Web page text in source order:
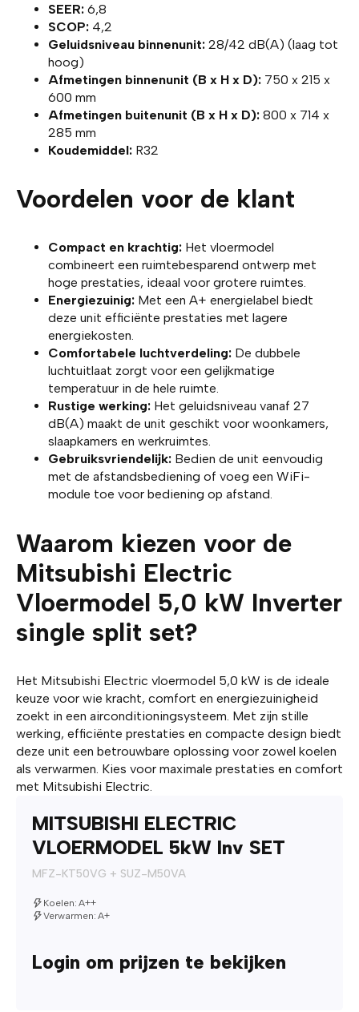
SEER: 6,8
SCOP: 4,2
Geluidsniveau binnenunit: 28/42 dB(A) (laag tot
hoog)
Afmetingen binnenunit (B x H x D): 750 x 215 x
600 mm
Afmetingen buitenunit (B x H x D): 800 x 714 x
285 mm
Koudemiddel: R32
Voordelen voor de klant
Compact en krachtig: Het vloermodel
combineert een ruimtebesparend ontwerp met
hoge prestaties, ideaal voor grotere ruimtes.
Energiezuinig: Met een A+ energielabel biedt
deze unit efficiënte prestaties met lagere
energiekosten.
Comfortabele luchtverdeling: De dubbele
luchtuitlaat zorgt voor een gelijkmatige
temperatuur in de hele ruimte.
Rustige werking: Het geluidsniveau vanaf 27
dB(A) maakt de unit geschikt voor woonkamers,
slaapkamers en werkruimtes.
Gebruiksvriendelijk: Bedien de unit eenvoudig
met de afstandsbediening of voeg een WiFi-
module toe voor bediening op afstand.
Waarom kiezen voor de
Mitsubishi Electric
Vloermodel 5,0 kW Inverter
single split set?
Het Mitsubishi Electric vloermodel 5,0 kW is de ideale
keuze voor wie kracht, comfort en energiezuinigheid
zoekt in een airconditioningsysteem. Met zijn stille
werking, efficiënte prestaties en compacte design biedt
deze unit een betrouwbare oplossing voor zowel koelen
als verwarmen. Kies voor maximale prestaties en comfort
met Mitsubishi Electric.
MITSUBISHI ELECTRIC
VLOERMODEL 5kW Inv SET
MFZ-KT50VG + SUZ-M50VA
Koelen: A++
Verwarmen: A+
Login om prijzen te bekijken